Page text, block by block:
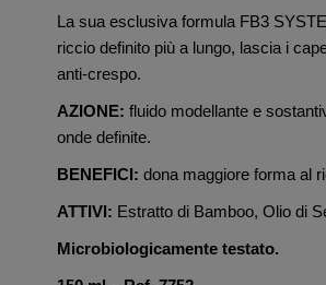
La sua esclusiva formula FB3
riccio definito più a lungo, lascia i
anti-crespo.
AZIONE: fluido modellante e
onde definite.
BENEFICI: dona maggiore forma al
ATTIVI: Estratto di Bamboo, Olio di
Microbiologicamente testato.